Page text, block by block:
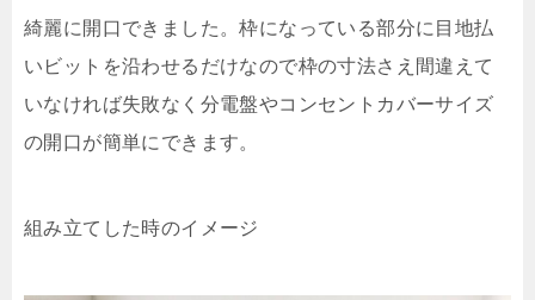
綺麗に開口できました。枠になっている部分に目地払
いビットを沿わせるだけなので枠の寸法さえ間違えて
いなければ失敗なく分電盤やコンセントカバーサイズ
の開口が簡単にできます。
組み立てした時のイメージ